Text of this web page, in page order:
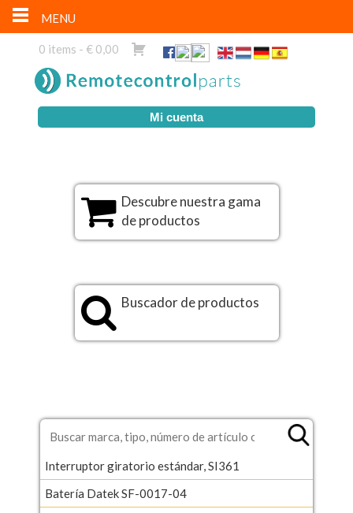
0 items - € 0,00
Mi cuenta
Descubre nuestra gama
de productos
Buscador de productos
Interruptor giratorio estándar, SI361
Batería Datek SF-0017-04
MENU